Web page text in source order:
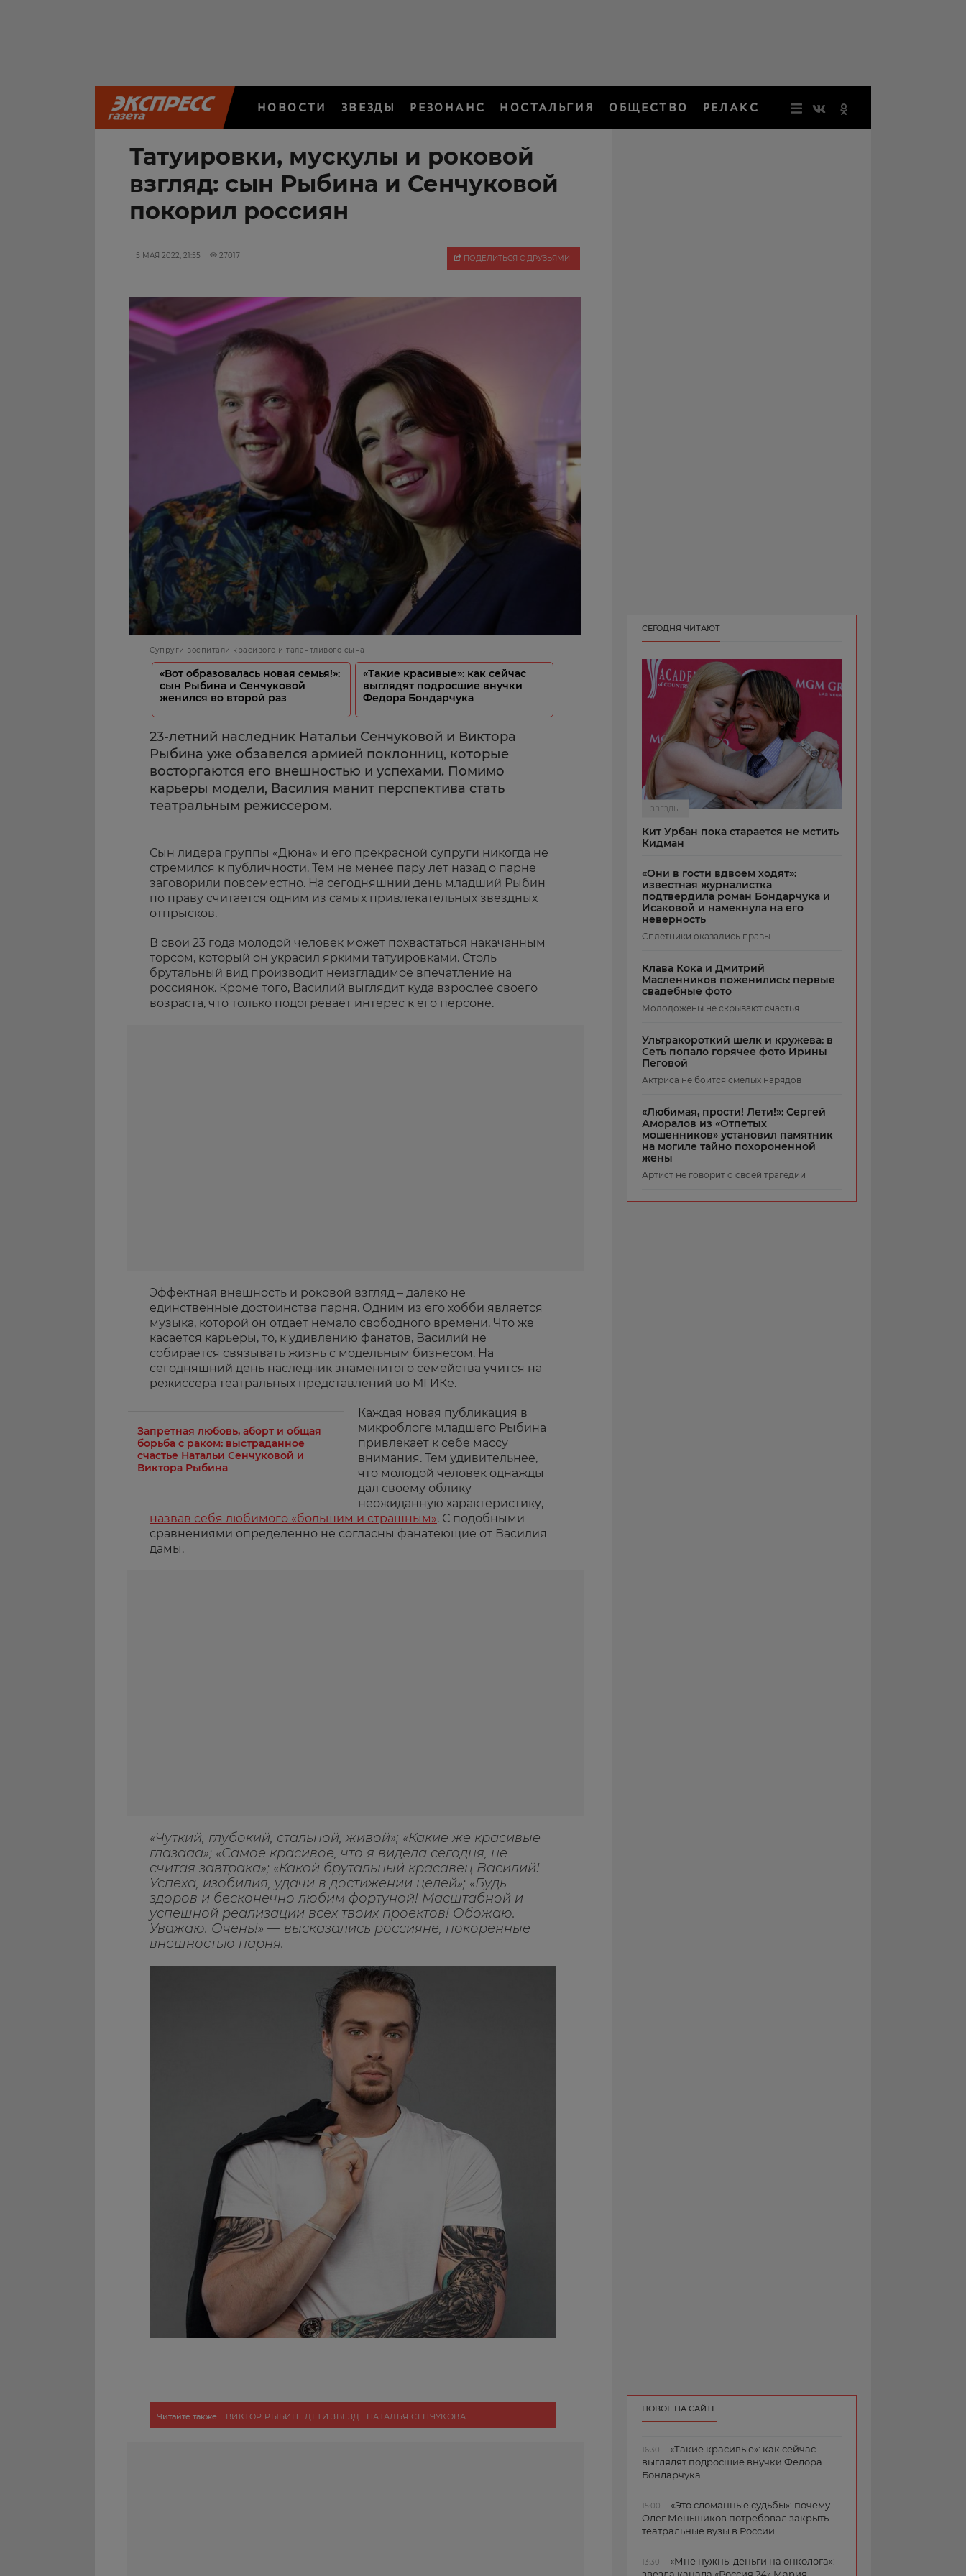
НОВОСТИ ЗВЕЗДЫ РЕЗОНАНС НОСТАЛЬГИЯ ОБЩЕСТВО РЕЛАКС
Татуировки, мускулы и роковой
взгляд: сын Рыбина и Сенчуковой
покорил россиян
5 МАЯ 2022, 21:55 27017 ПОДЕЛИТЬСЯ С ДРУЗЬЯМИ
Супруги воспитали красивого и талантливого сына
«Вот образовалась новая семья!»:
сын Рыбина и Сенчуковой
женился во второй раз
«Такие красивые»: как сейчас
выглядят подросшие внучки
Федора Бондарчука
23-летний наследник Натальи Сенчуковой и Виктора
Рыбина уже обзавелся армией поклонниц, которые
восторгаются его внешностью и успехами. Помимо
карьеры модели, Василия манит перспектива стать
театральным режиссером.
Сын лидера группы «Дюна» и его прекрасной супруги никогда не
стремился к публичности. Тем не менее пару лет назад о парне
заговорили повсеместно. На сегодняшний день младший Рыбин
по праву считается одним из самых привлекательных звездных
отпрысков.
В свои 23 года молодой человек может похвастаться накачанным
торсом, который он украсил яркими татуировками. Столь
брутальный вид производит неизгладимое впечатление на
россиянок. Кроме того, Василий выглядит куда взрослее своего
возраста, что только подогревает интерес к его персоне.
Эффектная внешность и роковой взгляд – далеко не
единственные достоинства парня. Одним из его хобби является
музыка, которой он отдает немало свободного времени. Что же
касается карьеры, то, к удивлению фанатов, Василий не
собирается связывать жизнь с модельным бизнесом. На
сегодняшний день наследник знаменитого семейства учится на
режиссера театральных представлений во МГИКе.
Запретная любовь, аборт и общая
борьба с раком: выстраданное
счастье Натальи Сенчуковой и
Виктора Рыбина
Каждая новая публикация в
микроблоге младшего Рыбина
привлекает к себе массу
внимания. Тем удивительнее,
что молодой человек однажды
дал своему облику
неожиданную характеристику,
назвав себя любимого «большим и страшным». С подобными
сравнениями определенно не согласны фанатеющие от Василия
дамы.
«Чуткий, глубокий, стальной, живой»; «Какие же красивые
глазааа»; «Самое красивое, что я видела сегодня, не
считая завтрака»; «Какой брутальный красавец Василий!
Успеха, изобилия, удачи в достижении целей»; «Будь
здоров и бесконечно любим фортуной! Масштабной и
успешной реализации всех твоих проектов! Обожаю.
Уважаю. Очень!» — высказались россияне, покоренные
внешностью парня.
Читайте также: ВИКТОР РЫБИН ДЕТИ ЗВЕЗД НАТАЛЬЯ СЕНЧУКОВА
СЕГОДНЯ ЧИТАЮТ
ЗВЕЗДЫ
Кит Урбан пока старается не мстить
Кидман
«Они в гости вдвоем ходят»:
известная журналистка
подтвердила роман Бондарчука и
Исаковой и намекнула на его
неверность
Сплетники оказались правы
Клава Кока и Дмитрий
Масленников поженились: первые
свадебные фото
Молодожены не скрывают счастья
Ультракороткий шелк и кружева: в
Сеть попало горячее фото Ирины
Пеговой
Актриса не боится смелых нарядов
«Любимая, прости! Лети!»: Сергей
Аморалов из «Отпетых
мошенников» установил памятник
на могиле тайно похороненной
жены
Артист не говорит о своей трагедии
НОВОЕ НА САЙТЕ
16:30
«Такие красивые»: как сейчас
выглядят подросшие внучки Федора
Бондарчука
15:00
«Это сломанные судьбы»: почему
Олег Меньшиков потребовал закрыть
театральные вузы в России
13:30
«Мне нужны деньги на онколога»: